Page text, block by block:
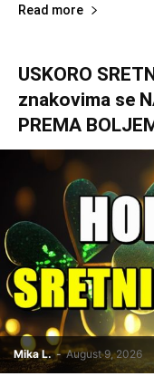
Read more
USKORO
znakovima se
PREMA
Mika L. - August 9, 2026